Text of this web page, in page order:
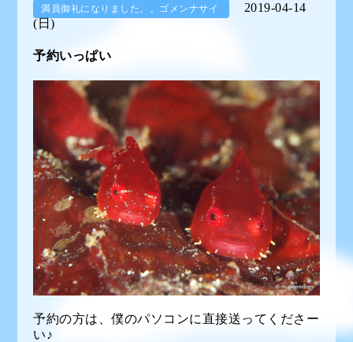
満員御礼になりました。。ゴメンナサイ
2019-04-14
(日)
予約いっぱい
予約の方は、僕のパソコンに直接送ってくださー
い♪